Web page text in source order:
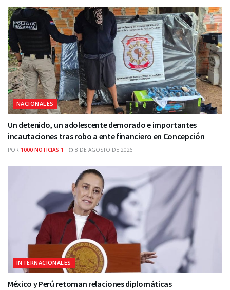
NACIONALES
Un detenido, un adolescente demorado e importantes
incautaciones tras robo a ente financiero en Concepción
POR 1000 NOTICIAS 1 8 DE AGOSTO DE 2026
INTERNACIONALES
México y Perú retoman relaciones diplomáticas